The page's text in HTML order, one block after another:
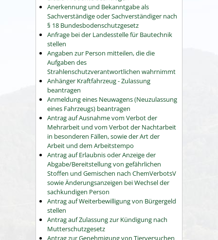
Anerkennung und Bekanntgabe als
Sachverständige oder Sachverständiger nach
§ 18 Bundesbodenschutzgesetz
Anfrage bei der Landesstelle für Bautechnik
stellen
Angaben zur Person mitteilen, die die
Aufgaben des
Strahlenschutzverantwortlichen wahrnimmt
Anhänger Kraftfahrzeug - Zulassung
beantragen
Anmeldung eines Neuwagens (Neuzulassung
eines Fahrzeugs) beantragen
Antrag auf Ausnahme vom Verbot der
Mehrarbeit und vom Verbot der Nachtarbeit
in besonderen Fällen, sowie der Art der
Arbeit und dem Arbeitstempo
Antrag auf Erlaubnis oder Anzeige der
Abgabe/Bereitstellung von gefährlichen
Stoffen und Gemischen nach ChemVerbotsV
sowie Änderungsanzeigen bei Wechsel der
sachkundigen Person
Antrag auf Weiterbewilligung von Bürgergeld
stellen
Antrag auf Zulassung zur Kündigung nach
Mutterschutzgesetz
Antrag zur Genehmigung von Tierversuchen